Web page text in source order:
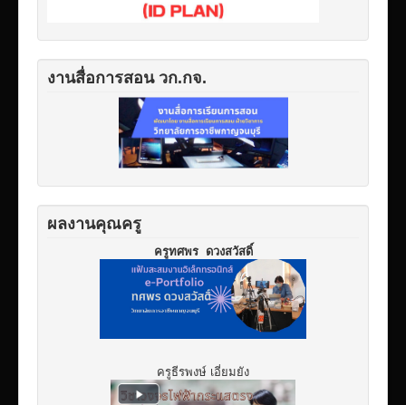
งานสื่อการสอน วก.กจ.
ผลงานคุณครู
ครูทศพร ดวงสวัสดิ์
ครูธีรพงษ์ เอี่ยมยัง